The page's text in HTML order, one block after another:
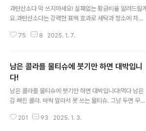
과탄산소다 막 쓰지마세요! 실패없는 황금비율 알려드릴게
요.과탄산소다는 강력한 표백 효과로 세탁과 청소에 자
단순히 물에 풀어 사용하는 것 만으로는 부족하답니다. 표
필요한 경우 팔팔 끓는물에 삶는 것 대신 과탄산소다로 표
백하는 방법을 많이 쓰시죠. 번거롭게 삶을 필요도 없고
옷감도 덜 상하기 때문에 저도 자주 써먹는 방법인데요.
과탄산소다 대충 쓰지 마세요. 과탄산소다도 황금비율
포트로 물을 끓여서 소주컵으로 4컵 부어주세요. (거품
75 8 2025. 1. 7.
남은 콜라를 물티슈에 붓기만 하면 대박입니
다!
남은 콜라를 물티슈에 붓기만 하면 대박입니다!먹다 남은
김 빠진 콜라. 바싹 말라서 못 쓰는 물티슈. 그냥 두면 무쓸
입니다. 지금 바로 따라해보시길 바랄게요! 물티슈가 말라
201 93 2025. 1. 3.